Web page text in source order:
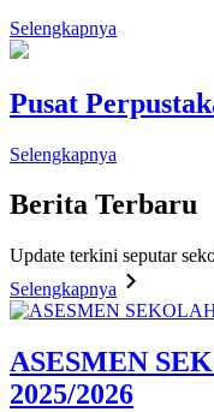
Selengkapnya
Pusat
Selengkapnya
Berita Terbaru
Update terkini seputar
Selengkapnya
ASESMEN
2025/2026